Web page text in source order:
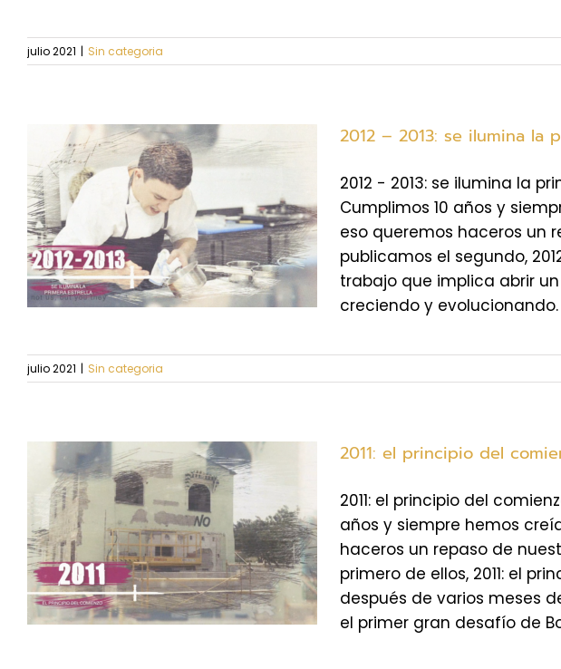
julio 2021 | Sin categoria
2012 – 2013: se ilumina la
2012 - 2013: se ilumina la
Cumplimos 10 años y
eso queremos haceros un
publicamos el segundo,
trabajo que implica abrir
creciendo y
julio 2021 | Sin categoria
2011: el principio del
2011: el principio del
años y siempre hemos
haceros un repaso de
primero de ellos, 2011: el
después de varios meses
el primer gran desafío de